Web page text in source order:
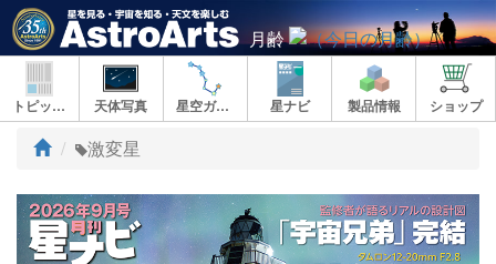
月齢
トピックス 天体写真 星空ガイド 星ナビ 製品情報 ショップ
ト
プ
激変星